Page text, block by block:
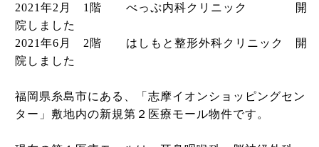
2021年2月 1階 べっぷ内科クリニック 開
院しました
2021年6月 2階 はしもと整形外科クリニック 開
院しました
福岡県糸島市にある、「志摩イオンショッピングセン
ター」敷地内の新規第２医療モール物件です。